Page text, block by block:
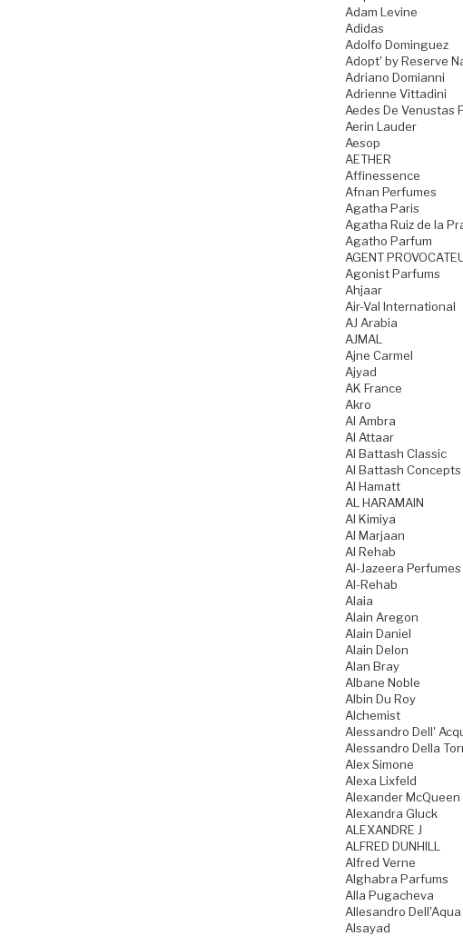
Adam Levine
Adidas
Adolfo Dominguez
Adopt' by Reserve
Adriano Domianni
Adrienne Vittadini
Aedes De Venustas
Aerin Lauder
Aesop
AETHER
Affinessence
Afnan Perfumes
Agatha Paris
Agatha Ruiz de la
Agatho Parfum
AGENT
Agonist Parfums
Ahjaar
Air-Val International
AJ Arabia
AJMAL
Ajne Carmel
Ajyad
AK France
Akro
Al Ambra
Al Attaar
Al Battash Classic
Al Battash Concepts
Al Hamatt
AL HARAMAIN
Al Kimiya
Al Marjaan
Al Rehab
Al-Jazeera Perfumes
Al-Rehab
Alaia
Alain Aregon
Alain Daniel
Alain Delon
Alan Bray
Albane Noble
Albin Du Roy
Alchemist
Alessandro Dell'
Alessandro Della
Alex Simone
Alexa Lixfeld
Alexander McQueen
Alexandra Gluck
ALEXANDRE J
ALFRED DUNHILL
Alfred Verne
Alghabra Parfums
Alla Pugacheva
Allesandro Dell'Aqua
Alsayad